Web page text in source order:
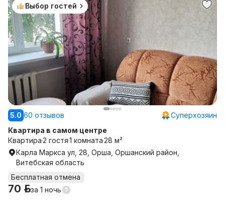
Выбор гостей
5.0 60 отзывов
Суперхозяин
Квартира в самом центре
Квартира2 гостя1 комната28 м²
Карла Маркса ул, 28, Орша, Оршанский район,
Витебская область
Бесплатная отмена
70 р.за 1 ночь